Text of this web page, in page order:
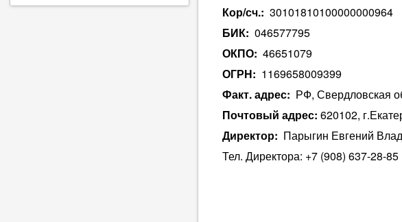
Кор/сч.: 30101810100000000964
БИК: 046577795
ОКПО: 46651079
ОГРН: 1169658009399
Факт.адрес: РФ, Свердловская
Почтовый адрес: 620102,
Директор: Парыгин Евгений
Тел. Директора: +7 (908) 637-28-85